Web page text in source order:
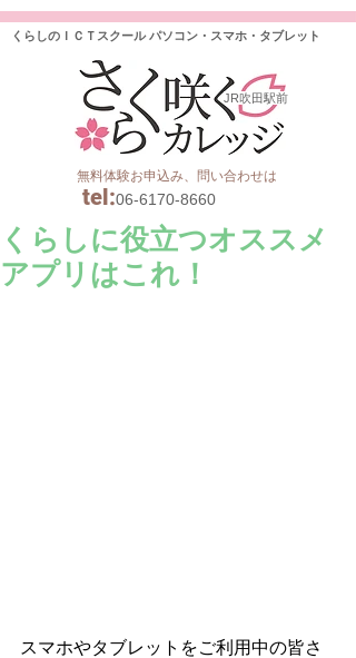
くらしのＩＣＴスクール パソコン・スマホ・タブレット
JR吹田駅前
無料体験お申込み、問い合わせは
tel:06-6170-8660
くらしに役立つオススメ
アプリはこれ！
スマホやタブレットをご利用中の皆さ